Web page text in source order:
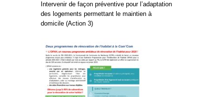
Intervenir de façon préventive pour l’adaptation
des logements permettant le maintien à
domicile (Action 3)